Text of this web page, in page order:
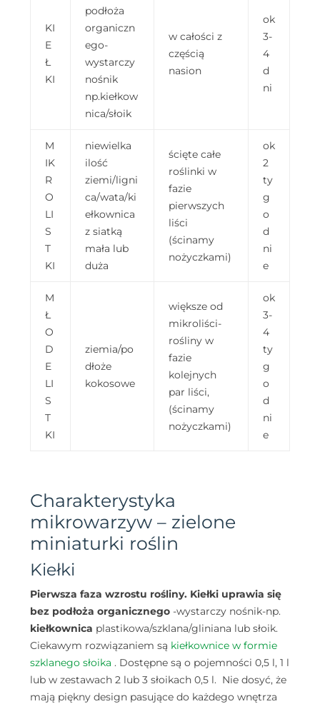
KI
E
Ł
KI
podłoża
organiczn
ego-
wystarczy
nośnik
np.kiełkow
nica/słoik
w całości z
częścią
nasion
ok
3-
4
d
ni
M
IK
R
O
LI
S
T
KI
niewielka
ilość
ziemi/ligni
ca/wata/ki
ełkownica
z siatką
mała lub
duża
ścięte całe
roślinki w
fazie
pierwszych
liści
(ścinamy
nożyczkami)
ok
2
ty
g
o
d
ni
e
M
Ł
O
D
E
LI
S
T
KI
ziemia/po
dłoże
kokosowe
większe od
mikroliści-
rośliny w
fazie
kolejnych
par liści,
(ścinamy
nożyczkami)
ok
3-
4
ty
g
o
d
ni
e
Charakterystyka
mikrowarzyw – zielone
miniaturki roślin
Kiełki
Pierwsza faza wzrostu rośliny. Kiełki uprawia się
bez podłoża organicznego -wystarczy nośnik-np.
kiełkownica plastikowa/szklana/gliniana lub słoik.
Ciekawym rozwiązaniem są kiełkownice w formie
szklanego słoika . Dostępne są o pojemności 0,5 l, 1 l
lub w zestawach 2 lub 3 słoikach 0,5 l. Nie dosyć, że
mają piękny design pasujące do każdego wnętrza